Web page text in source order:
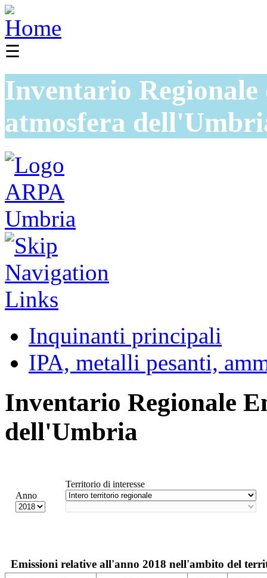
☰
Inventario
atmosfera
Inquinanti principali
IPA, metalli pesanti,
Inventario Regionale
dell'Umbria
Anno
Territorio di interesse
Emissioni relative all'anno 2018 nell'ambito del